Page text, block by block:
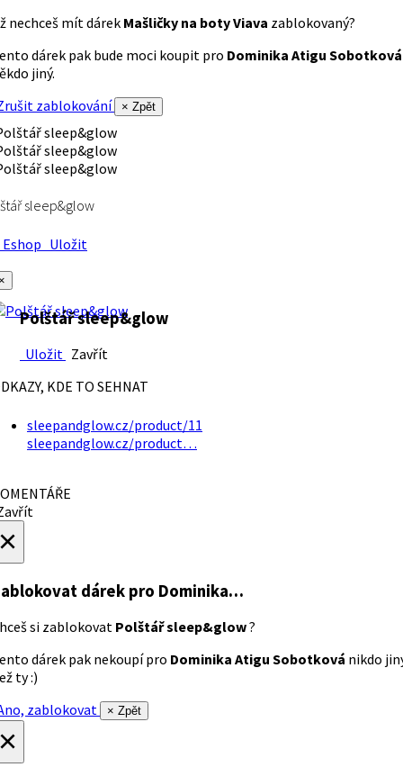
nechceš mít dárek Mašličky na boty Viava zablokovaný?
dárek pak bude moci koupit pro Dominika Atigu Sobotková
jiný.
zablokování
× Zpět
sleep&glow
Uložit
Polštář sleep&glow
Uložit Zavřít
KDE TO SEHNAT
sleepandglow.cz/product/11
sleepandglow.cz/product…
dárek pro Dominika…
si zablokovat Polštář sleep&glow?
dárek pak nekoupí pro Dominika Atigu Sobotková nikdo
ty :)
zablokovat
× Zpět